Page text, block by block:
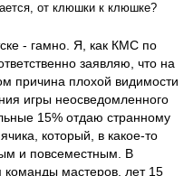
от клюшки к клюшке?
- гамно. Я, как КМС по
заявляю, что на
причина плохой видимости
игры неосведомленного
15% отдаю странному
который, в какое-то
и повсеместным. В
команды мастеров, лет 15